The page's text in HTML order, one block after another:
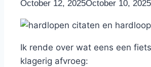
ByNicole
October 12, 2025October 10, 2025
Ik rende over wat eens een
klagerig afvroeg: